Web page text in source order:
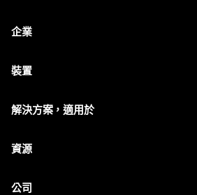
企業
裝置
解決方案，適用於
資源
公司